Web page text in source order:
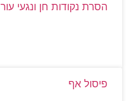
הסרת נקודות חן ונגעי עור
פיסול אף